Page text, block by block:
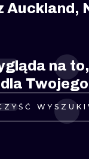
Auckland,
na